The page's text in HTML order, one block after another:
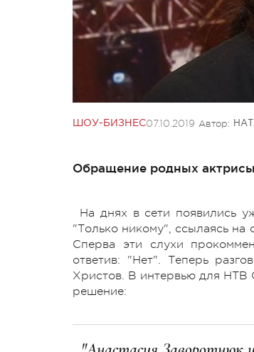
ШОУ-БИЗНЕС07.10.2019 Автор:
Обращение родных
На днях в сети появились
"Только никому", ссылаясь на
Сперва эти слухи
ответив: "Нет". Теперь
Христов. В интервью для НТВ
решение: